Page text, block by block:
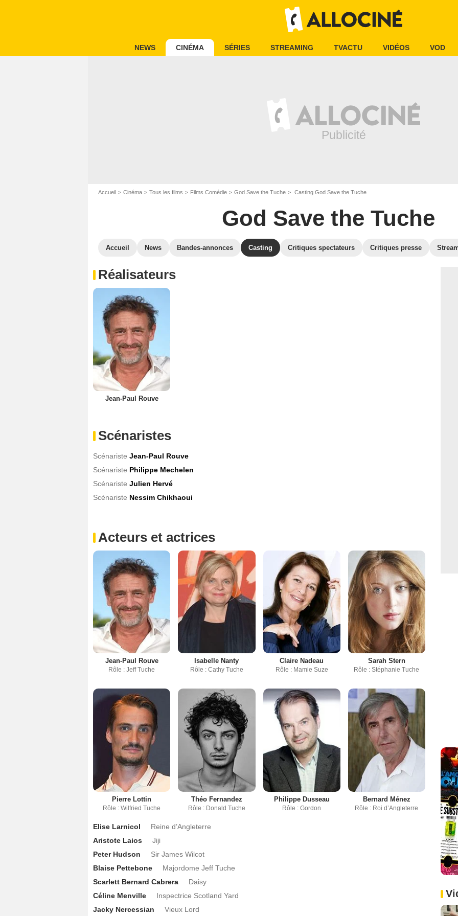
NEWS CINÉMA SÉRIES STREAMING TVACTU VIDÉOS VOD
Accueil Cinéma Tous les films Films Comédie God Save the Tuche Casting God Save the Tuche
God Save the Tuche
Accueil News Bandes-annonces Casting Critiques spectateurs Critiques presse
Réalisateurs
Jean-Paul Rouve
Scénaristes
Scénariste Jean-Paul Rouve
Scénariste Philippe Mechelen
Scénariste Julien Hervé
Scénariste Nessim Chikhaoui
Acteurs et actrices
Jean-Paul Rouve
Rôle : Jeff Tuche
Isabelle Nanty
Rôle : Cathy Tuche
Claire Nadeau
Rôle : Mamie Suze
Sarah Stern
Rôle : Stéphanie Tuche
Pierre Lottin
Rôle : Wilfried Tuche
Théo Fernandez
Rôle : Donald Tuche
Philippe Dusseau
Rôle : Gordon
Bernard Ménez
Rôle : Roi d’Angleterre
Elise Larnicol
Reine d’Angleterre
Aristote Laios
Jiji
Peter Hudson
Sir James Wilcot
Blaise Pettebone
Majordome Jeff Tuche
Scarlett Bernard Cabrera
Daisy
Céline Menville
Inspectrice Scotland Yard
Jacky Nercessian
Vieux Lord